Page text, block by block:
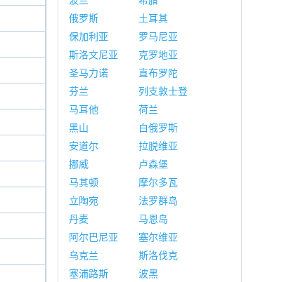
俄罗斯
土耳其
保加利亚
罗马尼亚
斯洛文尼亚
克罗地亚
圣马力诺
直布罗陀
芬兰
列支敦士登
马耳他
荷兰
黑山
白俄罗斯
安道尔
拉脱维亚
挪威
卢森堡
马其顿
摩尔多瓦
立陶宛
法罗群岛
丹麦
马恩岛
阿尔巴尼亚
塞尔维亚
乌克兰
斯洛伐克
塞浦路斯
波黑